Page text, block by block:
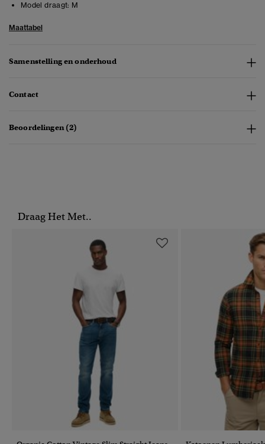
Model draagt: M
Maattabel
Samenstelling en onderhoud
Contact
Beoordelingen (2)
Draag Het Met..